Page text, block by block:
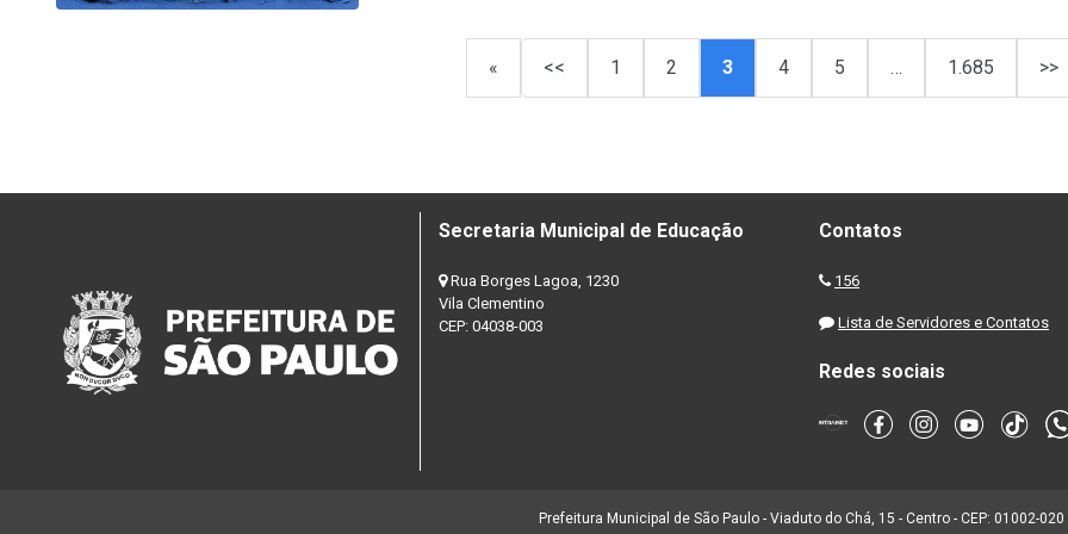
« << 1 2 3 4 5 … 1.685 >>
Secretaria Municipal de Educação
Rua Borges Lagoa, 1230
Vila Clementino
CEP: 04038-003
Contatos
156
Lista de Servidores e Contatos
Redes sociais
Prefeitura Municipal de São Paulo - Viaduto do Chá, 15 - Centro - CEP: 01002-020